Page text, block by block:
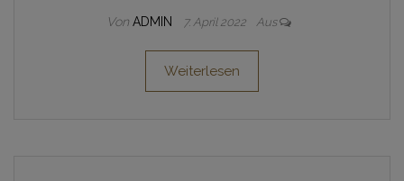
Von ADMIN 7. April 2022 Aus
Weiterlesen